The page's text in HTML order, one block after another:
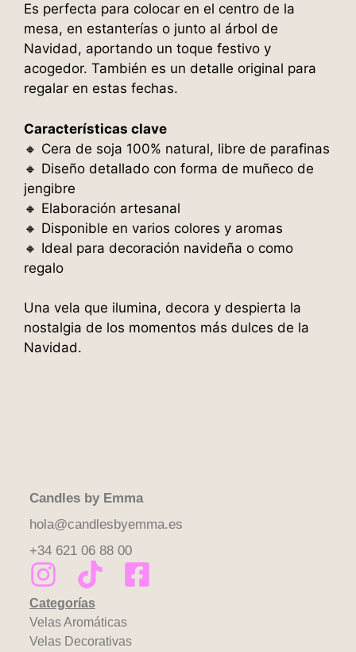
Es perfecta para colocar en el centro de la
mesa, en estanterías o junto al árbol de
Navidad, aportando un toque festivo y
acogedor. También es un detalle original para
regalar en estas fechas.
Características clave
🔸 Cera de soja 100% natural, libre de parafinas
🔸 Diseño detallado con forma de muñeco de
jengibre
🔸 Elaboración artesanal
🔸 Disponible en varios colores y aromas
🔸 Ideal para decoración navideña o como
regalo
Una vela que ilumina, decora y despierta la
nostalgia de los momentos más dulces de la
Navidad.
Candles by Emma
hola@candlesbyemma.es
+34 621 06 88 00
Categorías
Velas Aromáticas
Velas Decorativas